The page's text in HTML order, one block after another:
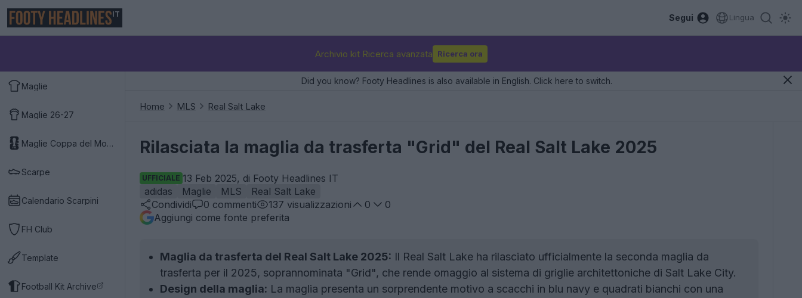
IT Segui Lingua
Archivio kit Ricerca avanzata Ricerca ora
Maglie
Maglie 26-27
Maglie Coppa del Mondo 2026
Scarpe
Calendario Scarpini
FH Club
Template
Football Kit Archive
Did you know? Footy Headlines is also available in English. Click here to switch.
Home MLS Real Salt Lake
Rilasciata la maglia da trasferta "Grid" del Real Salt Lake 2025
UFFICIALE 13 Feb 2025, di Footy Headlines IT
adidas
Maglie MLS
Real Salt Lake
Condividi
0 commenti 137 visualizzazioni 0
0
Aggiungi come fonte preferita
Maglia da trasferta del Real Salt Lake 2025: Il Real Salt Lake ha rilasciato ufficialmente la seconda maglia da
trasferta per il 2025, soprannominata "Grid", che rende omaggio al sistema di griglie architettoniche di Salt Lake City.
Design della maglia: La maglia presenta un sorprendente motivo a scacchi in blu navy e quadrati bianchi con una